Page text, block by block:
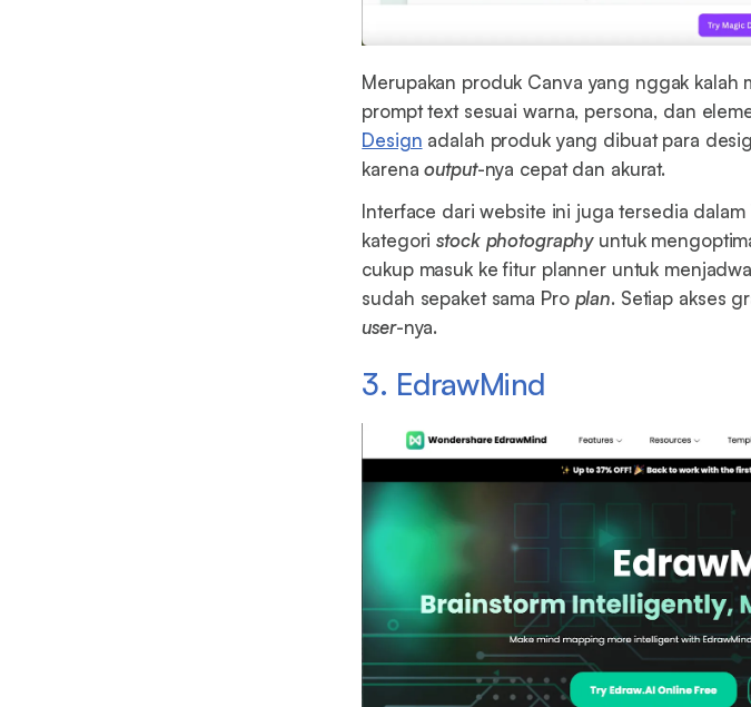
Merupakan produk Canva yang nggak kalah
prompt text sesuai warna, persona, dan
Design adalah produk yang dibuat para
karenaoutput-nya cepat dan akurat.
Interface dari website ini juga tersedia dalam
kategoristock photographyuntuk
cukup masuk ke fitur planner untuk
sudah sepaket sama Pro plan. Setiap akses
user-nya.
3. EdrawMind